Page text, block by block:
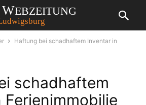
Haftung bei schadhaftem Inventar in
schadhaftem
Ferienimmobilie